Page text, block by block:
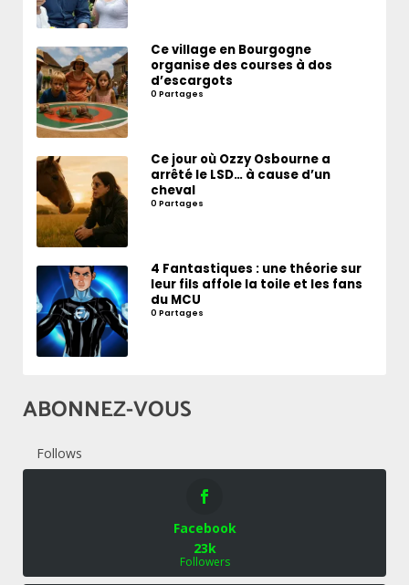
Ce village en Bourgogne
organise des courses à dos
d’escargots
0 Partages
Ce jour où Ozzy Osbourne a
arrêté le LSD… à cause d’un
cheval
0 Partages
4 Fantastiques : une théorie sur
leur fils affole la toile et les fans
du MCU
0 Partages
ABONNEZ-VOUS
Follows
Facebook
23k
Followers